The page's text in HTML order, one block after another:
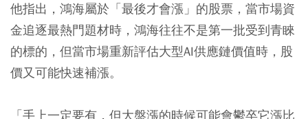
他指出，鴻海屬於「最後才會漲」的股票，當市場資
金追逐最熱門題材時，鴻海往往不是第一批受到青睞
的標的，但當市場重新評估大型AI供應鏈價值時，股
價又可能快速補漲。
「手上一定要有，但大盤漲的時候可能會鬱卒它漲比